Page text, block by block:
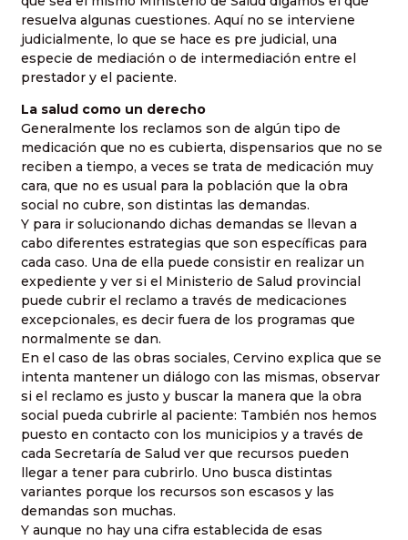
resuelva algunas cuestiones. Aquí no se interviene
judicialmente, lo que se hace es pre judicial, una
especie de mediación o de intermediación entre el
prestador y el paciente.
La salud como un derecho
Generalmente los reclamos son de algún tipo de
medicación que no es cubierta, dispensarios que no se
reciben a tiempo, a veces se trata de medicación muy
cara, que no es usual para la población que la obra
social no cubre, son distintas las demandas.
Y para ir solucionando dichas demandas se llevan a
cabo diferentes estrategias que son específicas para
cada caso. Una de ella puede consistir en realizar un
expediente y ver si el Ministerio de Salud provincial
puede cubrir el reclamo a través de medicaciones
excepcionales, es decir fuera de los programas que
normalmente se dan.
En el caso de las obras sociales, Cervino explica que se
intenta mantener un diálogo con las mismas, observar
si el reclamo es justo y buscar la manera que la obra
social pueda cubrirle al paciente: También nos hemos
puesto en contacto con los municipios y a través de
cada Secretaría de Salud ver que recursos pueden
llegar a tener para cubrirlo. Uno busca distintas
variantes porque los recursos son escasos y las
demandas son muchas.
Y aunque no hay una cifra establecida de esas